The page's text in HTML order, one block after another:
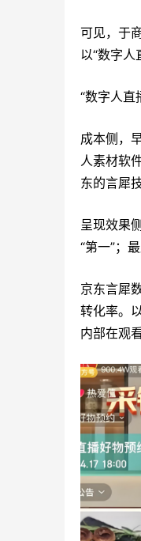
可见，于
以“数字人
“数字人直
成本侧，
人素材软
东的言犀
呈现效果
“第一”；
京东言犀
转化率。
内部在观